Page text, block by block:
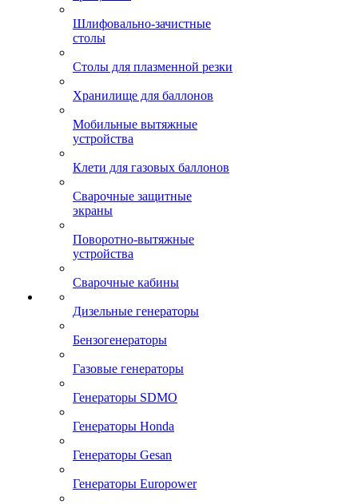
Шлифовально-зачистные
столы
Столы для плазменной резки
Хранилище для баллонов
Мобильные вытяжные
устройства
Клети для газовых баллонов
Сварочные защитные
экраны
Поворотно-вытяжные
устройства
Сварочные кабины
Дизельные генераторы
Бензогенераторы
Газовые генераторы
Генераторы SDMO
Генераторы Honda
Генераторы Gesan
Генераторы Europower